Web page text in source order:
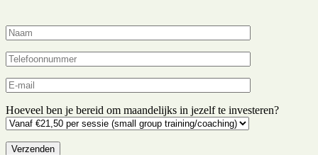
Hoeveel ben je bereid om maandelijks in jezelf te investeren?